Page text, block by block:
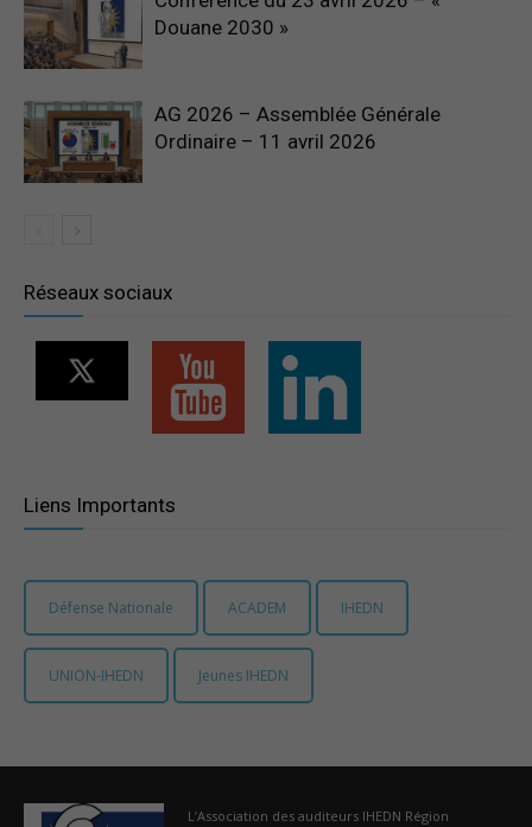
Douane 2030 »
AG 2026 – Assemblée Générale
Ordinaire – 11 avril 2026
Réseaux sociaux
Liens Importants
Défense Nationale ACADEM IHEDN
UNION-IHEDN Jeunes IHEDN
L’Association des auditeurs IHEDN Région